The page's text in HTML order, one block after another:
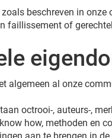
beschreven in
faillissement of
algemeen al onze
octrooi-, auteurs-,
how, methoden en